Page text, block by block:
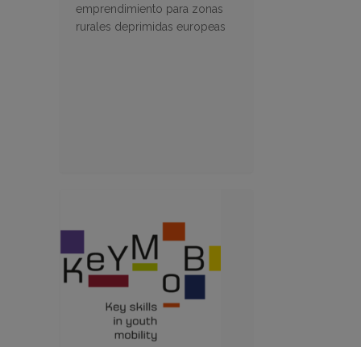
emprendimiento para zonas
rurales deprimidas europeas